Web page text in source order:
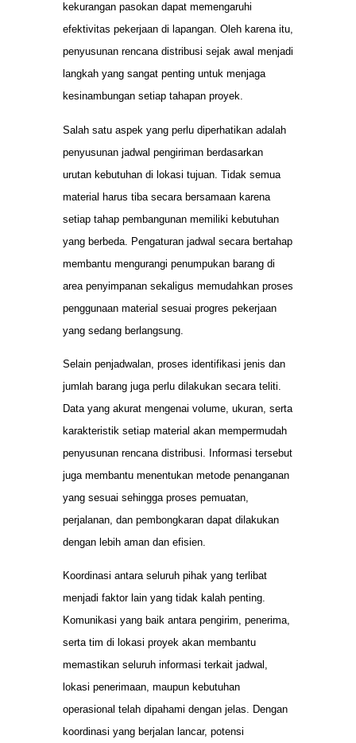
kekurangan pasokan dapat memengaruhi
efektivitas pekerjaan di lapangan. Oleh karena itu,
penyusunan rencana distribusi sejak awal menjadi
langkah yang sangat penting untuk menjaga
kesinambungan setiap tahapan proyek.
Salah satu aspek yang perlu diperhatikan adalah
penyusunan jadwal pengiriman berdasarkan
urutan kebutuhan di lokasi tujuan. Tidak semua
material harus tiba secara bersamaan karena
setiap tahap pembangunan memiliki kebutuhan
yang berbeda. Pengaturan jadwal secara bertahap
membantu mengurangi penumpukan barang di
area penyimpanan sekaligus memudahkan proses
penggunaan material sesuai progres pekerjaan
yang sedang berlangsung.
Selain penjadwalan, proses identifikasi jenis dan
jumlah barang juga perlu dilakukan secara teliti.
Data yang akurat mengenai volume, ukuran, serta
karakteristik setiap material akan mempermudah
penyusunan rencana distribusi. Informasi tersebut
juga membantu menentukan metode penanganan
yang sesuai sehingga proses pemuatan,
perjalanan, dan pembongkaran dapat dilakukan
dengan lebih aman dan efisien.
Koordinasi antara seluruh pihak yang terlibat
menjadi faktor lain yang tidak kalah penting.
Komunikasi yang baik antara pengirim, penerima,
serta tim di lokasi proyek akan membantu
memastikan seluruh informasi terkait jadwal,
lokasi penerimaan, maupun kebutuhan
operasional telah dipahami dengan jelas. Dengan
koordinasi yang berjalan lancar, potensi